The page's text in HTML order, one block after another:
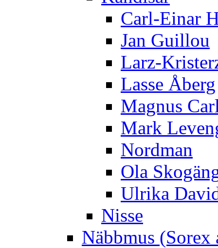
Carl-Einar
Jan Guillou
Larz-
Lasse Åberg
Magnus
Mark
Nordman
Ola
Ulrika
Nisse
Näbbmus (Sorex